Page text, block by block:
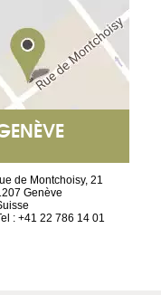
de Montchoisy, 21
Genève
: +41 22 786 14 01